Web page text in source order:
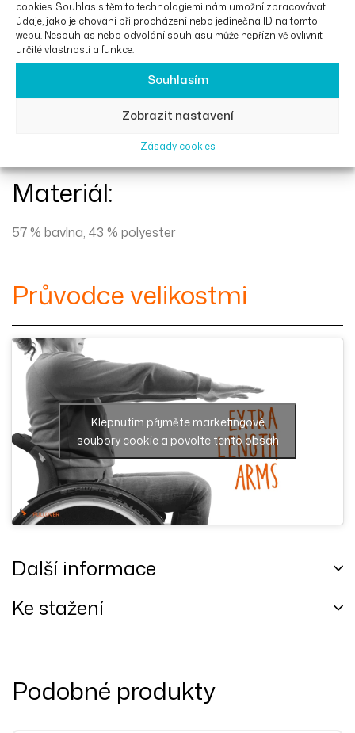
cookies. Souhlas s těmito technologiemi nám umožní zpracovávat
údaje, jako je chování při procházení nebo jedinečná ID na tomto
webu. Nesouhlas nebo odvolání souhlasu může nepříznivě ovlivnit
určité vlastnosti a funkce.
Souhlasím
Zobrazit nastavení
Zásady cookies
Hlavní výhody:
velmi pohodlný a módní svetr
extra dlouhé rukávy
elastický lem krásně obepíná zápěstí
klokaní kapsa se zapínáním na magnet
Materiál:
57 % bavlna, 43 % polyester
Průvodce velikostmi
Klepnutím přijměte marketingové
soubory cookie a povolte tento obsah
Další informace
Ke stažení
Podobné produkty